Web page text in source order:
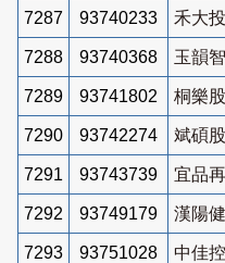
7287 93740233 禾大
7288 93740368 玉韻
7289 93741802 桐樂
7290 93742274 斌碩
7291 93743739 宜品
7292 93749179 漢陽
7293 93751028 中佳